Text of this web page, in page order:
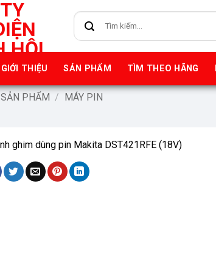
Tìm
kiếm:
GIỚI THIỆU SẢN PHẨM TÌM THEO HÃNG
SẢN PHẨM / MÁY PIN